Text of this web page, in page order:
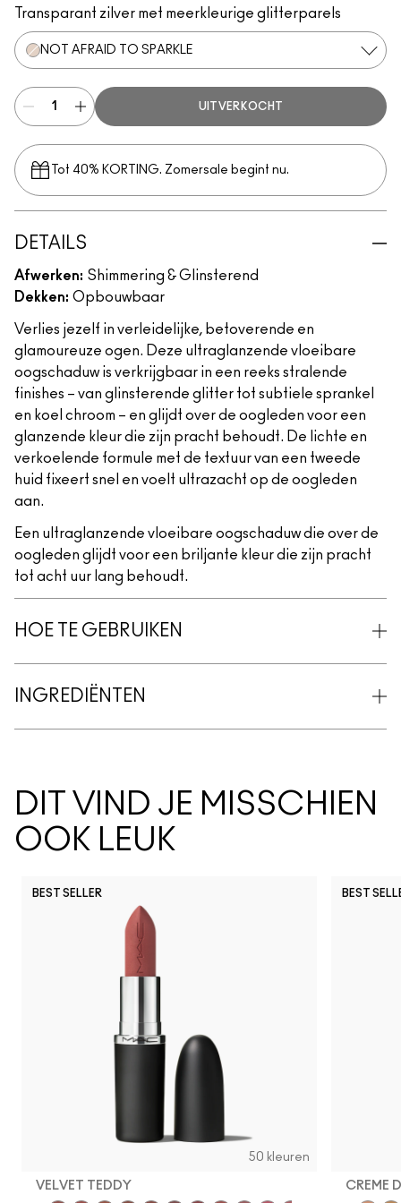
Transparant zilver met meerkleurige glitterparels
NOT AFRAID TO SPARKLE
UITVERKOCHT
Tot 40% KORTING. Zomersale begint nu.
DETAILS
Afwerken: Shimmering & Glinsterend
Dekken: Opbouwbaar
Verlies jezelf in verleidelijke, betoverende en
glamoureuze ogen. Deze ultraglanzende vloeibare
oogschaduw is verkrijgbaar in een reeks stralende
finishes – van glinsterende glitter tot subtiele sprankel
en koel chroom – en glijdt over de oogleden voor een
glanzende kleur die zijn pracht behoudt. De lichte en
verkoelende formule met de textuur van een tweede
huid fixeert snel en voelt ultrazacht op de oogleden
aan.
Een ultraglanzende vloeibare oogschaduw die over de
oogleden glijdt voor een briljante kleur die zijn pracht
tot acht uur lang behoudt.
HOE TE GEBRUIKEN
INGREDIËNTEN
DIT VIND JE MISSCHIEN
OOK LEUK
BEST SELLER
50 kleuren
VELVET TEDDY
BEST
CREME